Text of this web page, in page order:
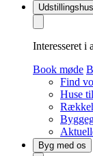
Interesseret i
Book møde
Find
Huse
Byg med os